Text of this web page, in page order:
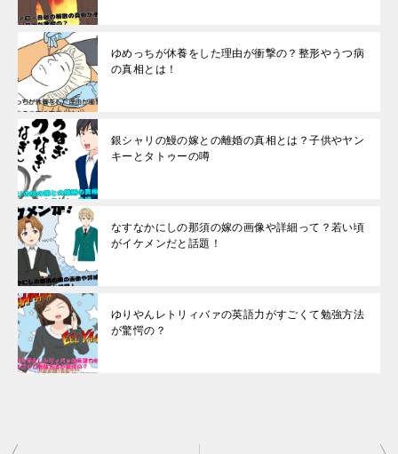
ゆめっちが休養をした理由が衝撃の？整形やうつ病
の真相とは！
銀シャリの鰻の嫁との離婚の真相とは？子供やヤン
キーとタトゥーの噂
なすなかにしの那須の嫁の画像や詳細って？若い頃
がイケメンだと話題！
ゆりやんレトリィバァの英語力がすごくて勉強方法
が驚愕の？